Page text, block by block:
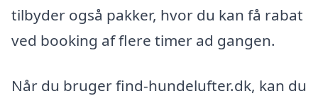
tilbyder også pakker, hvor du kan få rabat
ved booking af flere timer ad gangen.
Når du bruger find-hundelufter.dk, kan du